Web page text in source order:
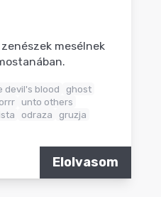
mesélnek
devil's blood
ghost
unto others
odraza
gruzja
Elolvasom